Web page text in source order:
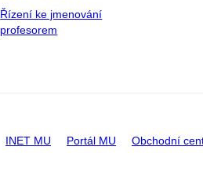
Řízení ke jmenování
profesorem
INET MU Portál MU Obchodní